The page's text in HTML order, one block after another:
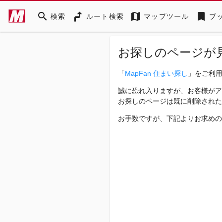
search 検索 ルート検索 map マップツール bookmark ブ
お探しのページが
「MapFan 住まい探し 」をご利
誠に恐れ入りますが、お客様が
お探しのページは既に削除され
お手数ですが、下記よりお求め